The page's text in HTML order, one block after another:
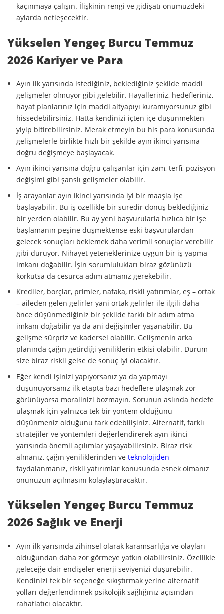
kaçınmaya çalışın. İlişkinin rengi ve gidişatı önümüzdeki
aylarda netleşecektir.
Yükselen Yengeç Burcu Temmuz
2026 Kariyer ve Para
Ayın ilk yarısında istediğiniz, beklediğiniz şekilde maddi
gelişmeler olmuyor gibi gelebilir. Hayalleriniz, hedefleriniz,
hayat planlarınız için maddi altyapıyı kuramıyorsunuz gibi
hissedebilirsiniz. Hatta kendinizi içten içe düşünmekten
yiyip bitirebilirsiniz. Merak etmeyin bu his para konusunda
gelişmelerle birlikte hızlı bir şekilde ayın ikinci yarısına
doğru değişmeye başlayacak.
Ayın ikinci yarısına doğru çalışanlar için zam, terfi, pozisyon
değişimi gibi şanslı gelişmeler olabilir.
İş arayanlar ayın ikinci yarısında iyi bir maaşla işe
başlayabilir. Bu iş özellikle bir süredir dönüş beklediğiniz
bir yerden olabilir. Bu ay yeni başvurularla hızlıca bir işe
başlamanın peşine düşmektense eski başvurulardan
gelecek sonuçları beklemek daha verimli sonuçlar verebilir
gibi duruyor. Nihayet yeteneklerinize uygun bir iş yapma
imkanı doğabilir. İşin sorumlulukları biraz gözünüzü
korkutsa da cesurca adım atmanız gerekebilir.
Krediler, borçlar, primler, nafaka, riskli yatırımlar, eş – ortak
– aileden gelen gelirler yani ortak gelirler ile ilgili daha
önce düşünmediğiniz bir şekilde farklı bir adım atma
imkanı doğabilir ya da ani değişimler yaşanabilir. Bu
gelişme sürpriz ve kadersel olabilir. Gelişmenin arka
planında çağın getirdiği yeniliklerin etkisi olabilir. Durum
size biraz riskli gelse de sonuç iyi olacaktır.
Eğer kendi işinizi yapıyorsanız ya da yapmayı
düşünüyorsanız ilk etapta bazı hedeflere ulaşmak zor
görünüyorsa moralinizi bozmayın. Sorunun aslında hedefe
ulaşmak için yalnızca tek bir yöntem olduğunu
düşünmeniz olduğunu fark edebilişiniz. Alternatif, farklı
stratejiler ve yöntemleri değerlendirerek ayın ikinci
yarısında önemli açılımlar yaşayabilirsiniz. Biraz risk
almanız, çağın yeniliklerinden veteknolojiden
faydalanmanız, riskli yatırımlar konusunda esnek olmanız
önünüzün açılmasını kolaylaştıracaktır.
Yükselen Yengeç Burcu Temmuz
2026 Sağlık ve Enerji
Ayın ilk yarısında zihinsel olarak karamsarlığa ve olayları
olduğundan daha zor görmeye yatkın olabilirsiniz. Özellikle
geleceğe dair endişeler enerji seviyenizi düşürebilir.
Kendinizi tek bir seçeneğe sıkıştırmak yerine alternatif
yolları değerlendirmek psikolojik sağlığınız açısından
rahatlatıcı olacaktır.